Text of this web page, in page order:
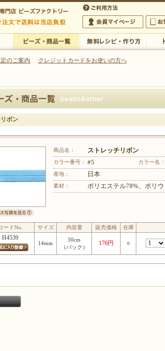
セサリーの専門店
門店 ビーズファクトリー 5,000円以上のご注文で送料は当
円以上のご注文で送料は当店が負担いたします
会員マイページ
お気に
のご案内 クレジットカードをお使いの方へ
リボン
商品名： ストレッチリボン
カラー番号： #5 カラー名：
産地： 日本
素材： ポリエステル78%、ポリ
ードNo. サイズ 内容量 販売価格 在庫
H4539
14mm
30cm
（パック）
176円 ○